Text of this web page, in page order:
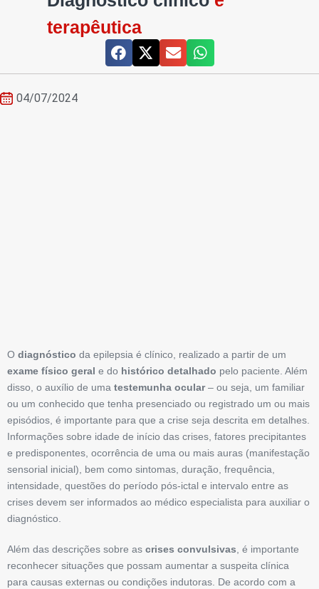
terapêutica
04/07/2024
O diagnóstico da epilepsia é clínico, realizado a partir de um
exame físico geral e do histórico detalhado pelo paciente. Além
disso, o auxílio de uma testemunha ocular– ou seja, um familiar
ou um conhecido que tenha presenciado ou registrado um ou mais
episódios, é importante para que a crise seja descrita em detalhes.
Informações sobre idade de início das crises, fatores precipitantes
e predisponentes, ocorrência de uma ou mais auras (manifestação
sensorial inicial), bem como sintomas, duração, frequência,
intensidade, questões do período pós-ictal e intervalo entre as
crises devem ser informados ao médico especialista para auxiliar o
diagnóstico.
Além das descrições sobre as crises convulsivas, é importante
reconhecer situa­ções que possam aumentar a suspeita clínica
para causas ­externas ou condições indutoras. De acordo com a